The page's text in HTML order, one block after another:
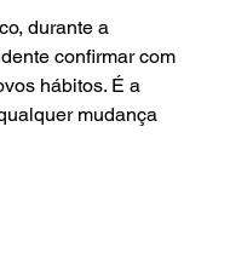
durante a
confirmar com
hábitos. É a
mudança